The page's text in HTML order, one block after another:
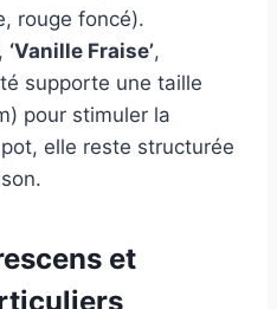
rouge foncé).
, ‘Vanille Fraise’,
supporte une taille
pour stimuler la
elle reste structurée
et